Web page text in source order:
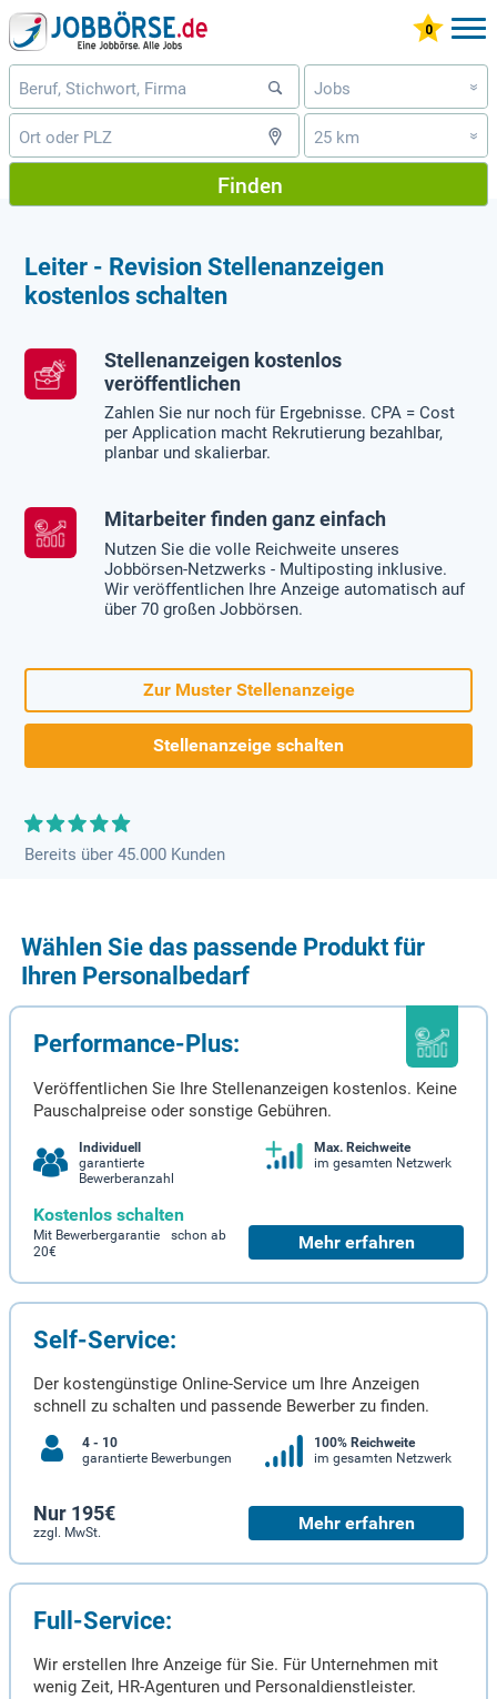
Jobs »
25 km »
Finden
Leiter - Revision Stellenanzeigen
kostenlos schalten
Stellenanzeigen kostenlos
veröffentlichen
Zahlen Sie nur noch für Ergebnisse. CPA = Cost
per Application macht Rekrutierung bezahlbar,
planbar und skalierbar.
Mitarbeiter finden ganz einfach
Nutzen Sie die volle Reichweite unseres
Jobbörsen-Netzwerks - Multiposting inklusive.
Wir veröffentlichen Ihre Anzeige automatisch auf
über 70 großen Jobbörsen.
Zur Muster Stellenanzeige
Stellenanzeige schalten
Bereits über 45.000 Kunden
Wählen Sie das passende Produkt für
Ihren Personalbedarf
Performance-Plus:
Veröffentlichen Sie Ihre Stellenanzeigen kostenlos. Keine
Pauschalpreise oder sonstige Gebühren.
Individuell
garantierte
Bewerberanzahl
Max. Reichweite
im gesamten Netzwerk
Kostenlos schalten
Mit Bewerbergarantie schon ab
20€
Mehr erfahren
Self-Service:
Der kostengünstige Online-Service um Ihre Anzeigen
schnell zu schalten und passende Bewerber zu finden.
4 - 10
garantierte Bewerbungen
100% Reichweite
im gesamten Netzwerk
Nur 195€
zzgl. MwSt. Mehr erfahren
Full-Service:
Wir erstellen Ihre Anzeige für Sie. Für Unternehmen mit
wenig Zeit, HR-Agenturen und Personaldienstleister.